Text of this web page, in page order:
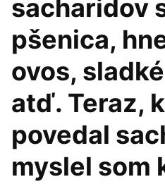
sacharidov
pšenica,
ovos,
atď. Teraz,
povedal
myslel som